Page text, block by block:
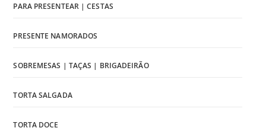
PARA PRESENTEAR | CESTAS
PRESENTE NAMORADOS
SOBREMESAS | TAÇAS | BRIGADEIRÃO
TORTA SALGADA
TORTA DOCE